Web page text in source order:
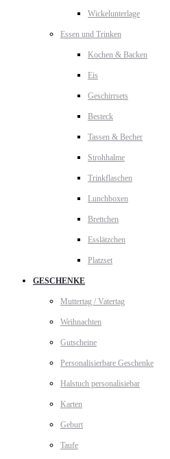
Wickelunterlage
Essen und Trinken
Kochen & Backen
Eis
Geschirrsets
Besteck
Tassen & Becher
Strohhalme
Trinkflaschen
Lunchboxen
Brettchen
Esslätzchen
Platzset
GESCHENKE
Muttertag / Vatertag
Weihnachten
Gutscheine
Personalisierbare Geschenke
Halstuch personalisiebar
Karten
Geburt
Taufe